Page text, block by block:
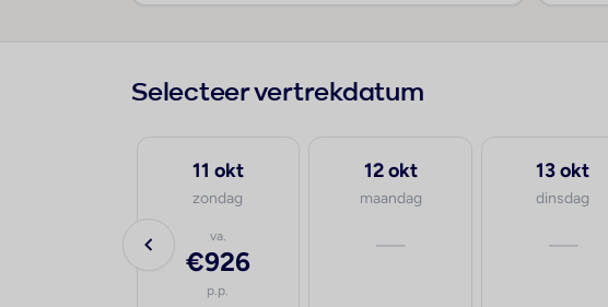
Selecteer vertrekdatum
11 okt
zondag
va.
€926
p.p.
12 okt
maandag
—
13 okt
dinsdag
—